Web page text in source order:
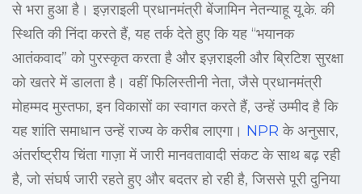
से भरा हुआ है। इज़राइली प्रधानमंत्री बेंजामिन नेतन्याहू यू.के. की
स्थिति की निंदा करते हैं, यह तर्क देते हुए कि यह “भयानक
आतंकवाद” को पुरस्कृत करता है और इज़राइली और ब्रिटिश सुरक्षा
को खतरे में डालता है। वहीं फिलिस्तीनी नेता, जैसे प्रधानमंत्री
मोहम्मद मुस्तफा, इन विकासों का स्वागत करते हैं, उन्हें उम्मीद है कि
यह शांति समाधान उन्हें राज्य के करीब लाएगा। NPR के अनुसार,
अंतर्राष्ट्रीय चिंता गाज़ा में जारी मानवतावादी संकट के साथ बढ़ रही
है, जो संघर्ष जारी रहते हुए और बदतर हो रही है, जिससे पूरी दुनिया